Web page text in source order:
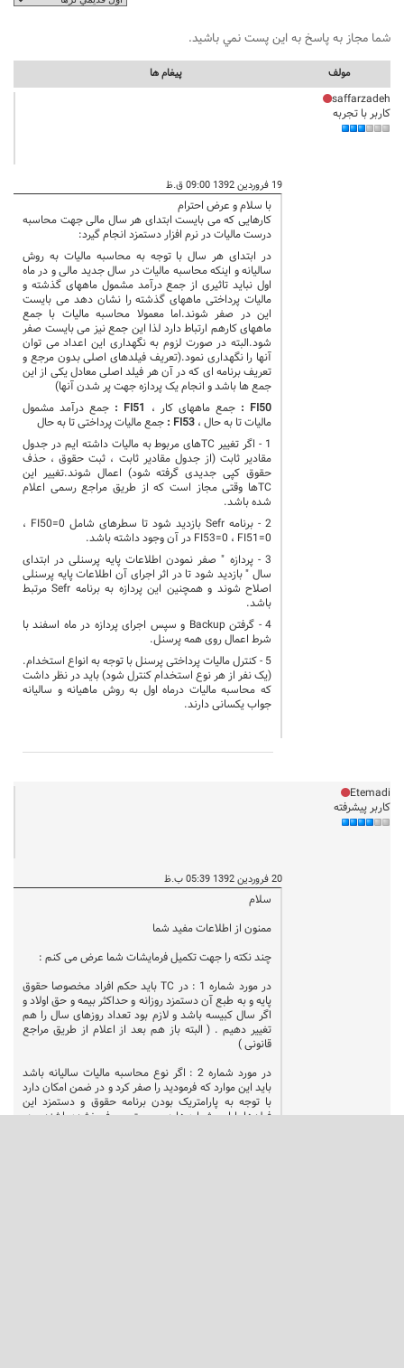
شما مجاز به پاسخ به اين پست نمي باشيد.
مولف پيغام ها
saffarzadeh
کاربر با تجربه
19 فروردین 1392 09:00 ق.ظ
با سلام و عرض احترام
کارهایی که می بایست ابتدای هر سال مالی جهت محاسبه
درست مالیات در نرم افزار دستمزد انجام گیرد:
در ابتدای هر سال با توجه به محاسبه مالیات به روش
سالیانه و اینکه محاسبه مالیات در سال جدید مالی و در ماه
اول نباید تاثیری از جمع درآمد مشمول ماههای گذشته و
مالیات پرداختی ماههای گذشته را نشان دهد می بایست
این در صفر شوند.اما معمولا محاسبه مالیات با جمع
ماههای کارهم ارتباط دارد لذا این جمع نیز می بایست صفر
شود.البته در صورت لزوم به نگهداری این اعداد می توان
آنها را نگهداری نمود.(تعریف فیلدهای اصلی بدون مرجع و
تعریف برنامه ای که در آن هر فیلد اصلی معادل یکی از این
جمع ها باشد و انجام یک پردازه جهت پر شدن آنها)
FI50
: جمع ماههای کار ، FI51
: جمع درآمد مشمول
مالیات تا به حال ، FI53
: جمع مالیات پرداختی تا به حال
1 - اگر تغییر
TCهای مربوط به مالیات داشته ایم در جدول
مقادیر ثابت (از جدول مقادیر ثابت ، ثبت حقوق ، حذف
حقوق کپی جدیدی گرفته شود) اعمال شوند.تغییر این
TCها وقتی مجاز است که از طریق مراجع رسمی اعلام
شده باشد.
2 - برنامه
Sefr بازدید شود تا سطرهای شامل FI50=0 ،
FI51=0 ، FI53=0 در آن وجود داشته باشد.
3 - پردازه " صفر نمودن اطلاعات پایه پرسنلی در ابتدای
سال " بازدید شود تا در اثر اجرای آن اطلاعات پایه پرسنلی
اصلاح شوند و همچنین این پردازه به برنامه Sefrمرتبط
باشد.
4 - گرفتن
Backup و سپس اجرای پردازه در ماه اسفند با
شرط اعمال روی همه پرسنل.
5 - کنترل مالیات پرداختی پرسنل با توجه به انواع استخدام.
(یک نفر از هر نوع استخدام کنترل شود) باید در نظر داشت
که محاسبه مالیات درماه اول به روش ماهیانه و سالیانه
جواب یکسانی دارند.
Etemadi
کاربر پیشرفته
20 فروردین 1392 05:39 ب.ظ
سلام
ممنون از اطلاعات مفید شما
چند نکته را جهت تکمیل فرمایشات شما عرض می کنم :
در مورد شماره 1 : در TC باید حکم افراد مخصوصا حقوق
پایه و به طبع آن دستمزد روزانه و حداکثر بیمه و حق اولاد و
اگر سال کبیسه باشد و لازم بود تعداد روزهای سال را هم
تغییر دهیم . ( البته باز هم بعد از اعلام از طریق مراجع
قانونی )
در مورد شماره 2 : اگر نوع محاسبه مالیات سالیانه باشد
باید این موارد که فرمودید را صفر کرد و در ضمن امکان دارد
با توجه به پارامتریک بودن برنامه حقوق و دستمزد این
فیلدها با این شماره ها در سیستم معرفی نشده باشند و در